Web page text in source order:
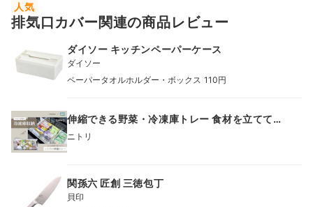
人気
排気口カバー関連の商品レビュー
ダイソー キッチンペーパーケース
ダイソー
ペーパータオルホルダー・ボックス 110円
伸縮できる野菜・冷凍庫トレー 食材を立ててし
まえる【冷蔵庫・冷凍庫収納】
ニトリ
関孫六 匠創 三徳包丁
貝印